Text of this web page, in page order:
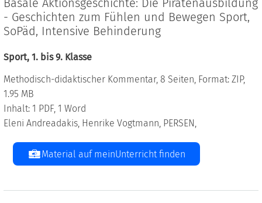
Basale Aktionsgeschichte: Die Piratenausbildung
- Geschichten zum Fühlen und Bewegen Sport,
SoPäd, Intensive Behinderung
Sport, 1. bis 9. Klasse
Methodisch-didaktischer Kommentar, 8 Seiten, Format: ZIP,
1.95 MB
Inhalt: 1 PDF, 1 Word
Eleni Andreadakis, Henrike Vogtmann, PERSEN,
Material auf meinUnterricht finden